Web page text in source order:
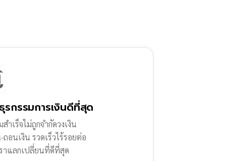
กรรมการเงินดีที่สุด
ำเร็จไม่ถูกจำกัดวงเงิน
ถอนเงิน รวดเร็วไร้รอยต่อ
าแลกเปลี่ยนที่ดีที่สุด